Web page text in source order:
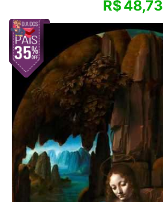
R$48,73